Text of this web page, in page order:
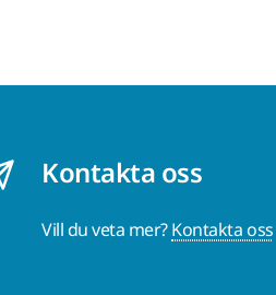
Kontakta oss
Vill du veta mer?Kontakta oss